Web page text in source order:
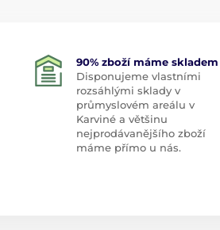
90% zboží máme skladem
Disponujeme vlastními
rozsáhlými sklady v
průmyslovém areálu v
Karviné a většinu
nejprodávanějšího zboží
máme přímo u nás.